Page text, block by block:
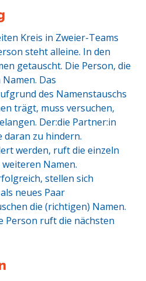
Kreis in Zweier-Teams
steht alleine. In den
getauscht. Die Person, die
Das
des Namenstauschs
trägt, muss versuchen,
Der:die Partner:in
daran zu hindern.
werden, ruft die einzeln
Namen.
stellen sich
neues Paar
die (richtigen) Namen.
Person ruft die nächsten